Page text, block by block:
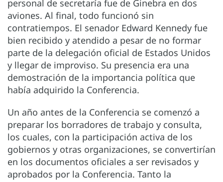
personal de secretaría fue de Ginebra en dos
aviones. Al final, todo funcionó sin
contratiempos. El senador Edward Kennedy fue
bien recibido y atendido a pesar de no formar
parte de la delegación oficial de Estados Unidos
y llegar de improviso. Su presencia era una
demostración de la importancia política que
había adquirido la Conferencia.
Un año antes de la Conferencia se comenzó a
preparar los borradores de trabajo y consulta,
los cuales, con la participación activa de los
gobiernos y otras organizaciones, se convertirían
en los documentos oficiales a ser revisados y
aprobados por la Conferencia. Tanto la